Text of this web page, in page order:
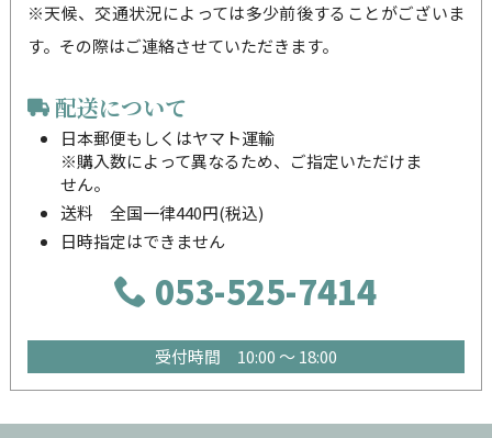
※天候、交通状況によっては多少前後することがございま
す。その際はご連絡させていただきます。
配送について
日本郵便もしくはヤマト運輸
※購入数によって異なるため、ご指定いただけま
せん。
送料 全国一律440円(税込)
日時指定はできません
053-525-7414
受付時間 10:00 ～ 18:00